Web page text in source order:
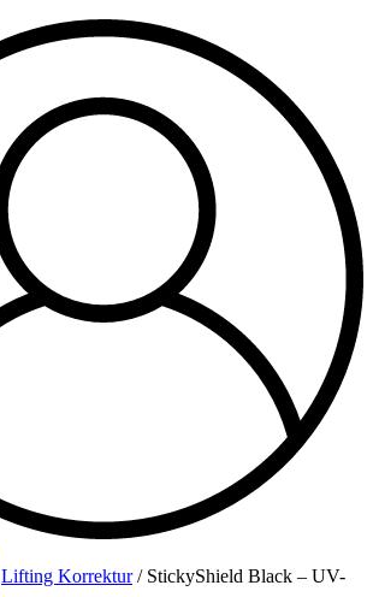
Lifting Korrektur/ StickyShield Black – UV-